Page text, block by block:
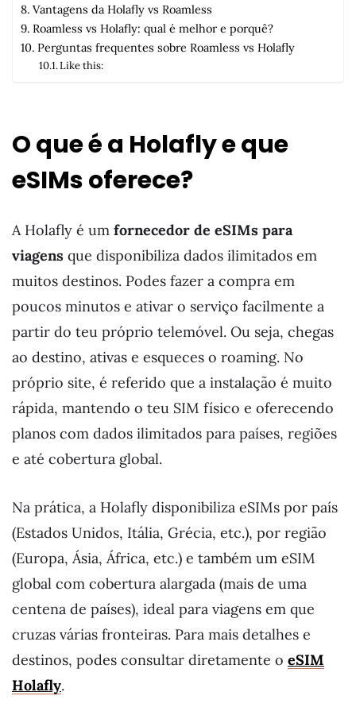
Vantagens da Holafly vs Roamless
Roamless vs Holafly: qual é melhor e porquê?
Perguntas frequentes sobre Roamless vs Holafly
Like this:
O que é a Holafly e que
eSIMs oferece?
A Holafly é um fornecedor de eSIMs para
viagens que disponibiliza dados ilimitados em
muitos destinos. Podes fazer a compra em
poucos minutos e ativar o serviço facilmente a
partir do teu próprio telemóvel. Ou seja, chegas
ao destino, ativas e esqueces o roaming. No
próprio site, é referido que a instalação é muito
rápida, mantendo o teu SIM físico e oferecendo
planos com dados ilimitados para países, regiões
e até cobertura global.
Na prática, a Holafly disponibiliza eSIMs por país
(Estados Unidos, Itália, Grécia, etc.), por região
(Europa, Ásia, África, etc.) e também um eSIM
global com cobertura alargada (mais de uma
centena de países), ideal para viagens em que
cruzas várias fronteiras. Para mais detalhes e
destinos, podes consultar diretamente o eSIM
Holafly.